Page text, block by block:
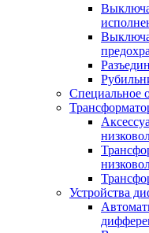
Специальное
Устройства